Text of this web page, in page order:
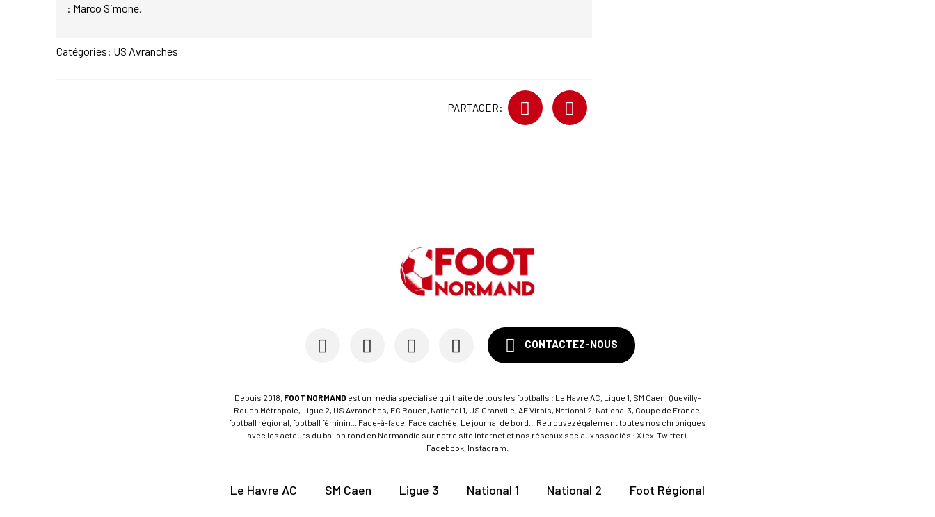
: Marco Simone.
Catégories: US Avranches
PARTAGER:
CONTACTEZ-NOUS
Depuis 2018, FOOT NORMAND est un média spécialisé qui traite de tous les footballs : Le Havre AC, Ligue 1, SM Caen, Quevilly-
Rouen Métropole, Ligue 2, US Avranches, FC Rouen, National 1, US Granville, AF Virois, National 2, National 3, Coupe de France,
football régional, football féminin... Face-à-face, Face cachée, Le journal de bord... Retrouvez également toutes nos chroniques
avec les acteurs du ballon rond en Normandie sur notre site internet et nos réseaux sociaux associés : X (ex-Twitter),
Facebook, Instagram.
Le Havre AC SM Caen Ligue 3 National 1 National 2 Foot Régional